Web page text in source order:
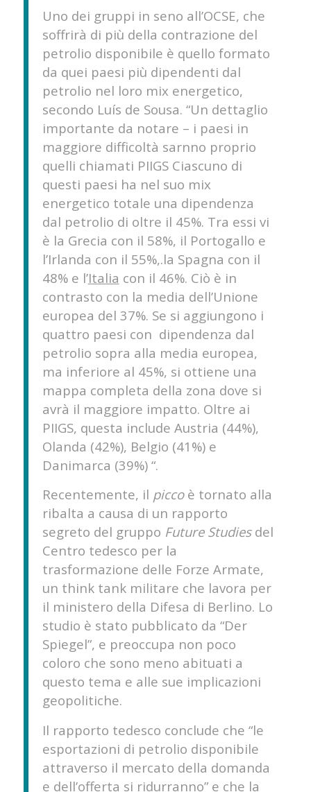
Uno dei gruppi in seno all’OCSE, che
soffrirà di più della contrazione del
petrolio disponibile è quello formato
da quei paesi più dipendenti dal
petrolio nel loro mix energetico,
secondo Luís de Sousa. “Un dettaglio
importante da notare – i paesi in
maggiore difficoltà sarnno proprio
quelli chiamati PIIGS Ciascuno di
questi paesi ha nel suo mix
energetico totale una dipendenza
dal petrolio di oltre il 45%. Tra essi vi
è la Grecia con il 58%, il Portogallo e
l’Irlanda con il 55%,.la Spagna con il
48% e l’Italia con il 46%. Ciò è in
contrasto con la media dell’Unione
europea del 37%. Se si aggiungono i
quattro paesi con dipendenza dal
petrolio sopra alla media europea,
ma inferiore al 45%, si ottiene una
mappa completa della zona dove si
avrà il maggiore impatto. Oltre ai
PIIGS, questa include Austria (44%),
Olanda (42%), Belgio (41%) e
Danimarca (39%) “.
Recentemente, il piccoè tornato alla
ribalta a causa di un rapporto
segreto del gruppo Future Studiesdel
Centro tedesco per la
trasformazione delle Forze Armate,
un think tank militare che lavora per
il ministero della Difesa di Berlino. Lo
studio è stato pubblicato da “Der
Spiegel”, e preoccupa non poco
coloro che sono meno abituati a
questo tema e alle sue implicazioni
geopolitiche.
Il rapporto tedesco conclude che “le
esportazioni di petrolio disponibile
attraverso il mercato della domanda
e dell’offerta si ridurranno” e che la